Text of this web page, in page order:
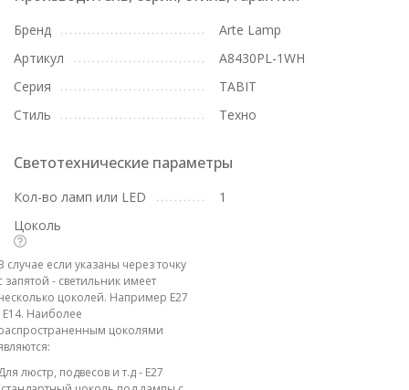
Бренд
Arte Lamp
Артикул
A8430PL-1WH
Серия
TABIT
Стиль
Техно
Светотехнические параметры
Кол-во ламп или LED
1
Цоколь
случае если указаны через точку
запятой - светильник имеет
цоколей. Например E27
E14. Наиболее
цоколями
люстр, подвесов и т.д - E27